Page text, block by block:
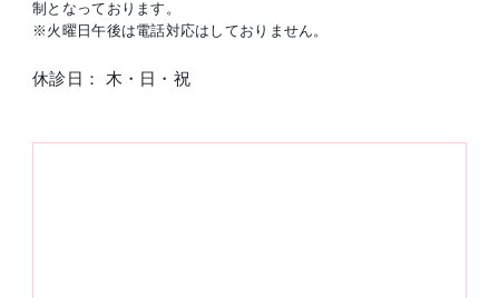
制となっております。
※火曜日午後は電話対応はしておりません。
休診日： 木・日・祝